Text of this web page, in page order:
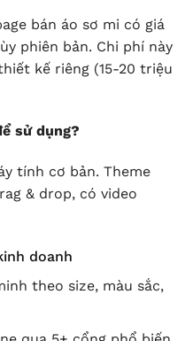
bán áo sơ mi có giá
phiên bản. Chi phí này
kế riêng (15-20 triệu
sử dụng?
tính cơ bản. Theme
& drop, có video
doanh
theo size, màu sắc,